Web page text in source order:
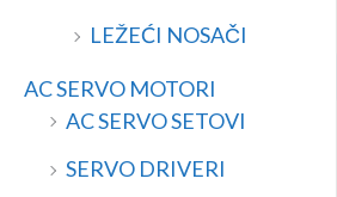
LEŽEĆI NOSAČI
AC SERVO MOTORI
AC SERVO SETOVI
SERVO DRIVERI